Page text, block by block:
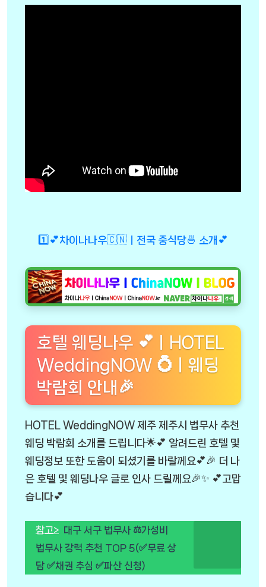
1️⃣💕차이나나우🇨🇳ㅣ전국 중식당🍜 소개💕
호텔 웨딩나우 💕ㅣHOTEL
WeddingNOW 💍ㅣ웨딩
박람회 안내🎉
HOTEL WeddingNOW 제주 제주시 법무사 추천
웨딩 박람회 소개를 드립니다🌟💕 알려드린 호텔 및
웨딩정보 또한 도움이 되셨기를 바랄께요💕🎉 더 나
은 호텔 및 웨딩나우 글로 인사 드릴께요🎉✨ 💕고맙
습니다💕
참고> 대구 서구 법무사 ⚖️가성비
법무사 강력 추천 TOP 5(✅무료 상
담 ✅채권 추심 ✅파산 신청)